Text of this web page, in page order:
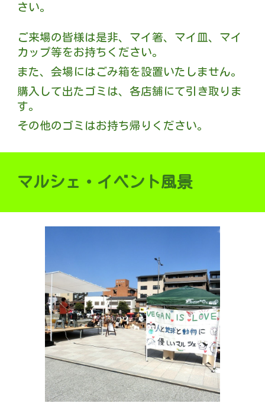
さい。
ご来場の皆様は是非、マイ箸、マイ皿、マイ
カップ等をお持ちください。
また、会場にはごみ箱を設置いたしません。
購入して出たゴミは、各店舗にて引き取りま
す。
その他のゴミはお持ち帰りください。
マルシェ・イベント風景